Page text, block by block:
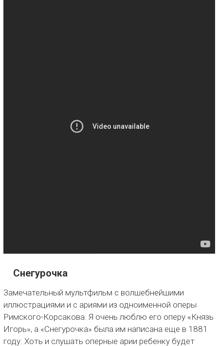
Снегурочка
Замечательный мультфильм с волшебнейшими
иллюстрациями и с ариями из одноименной оперы
Римского-Корсакова. Я очень люблю его оперу «Князь
Игорь», а «Снегурочка» была им написана еще в 1881
году. Хоть и слушать оперные арии ребенку будет